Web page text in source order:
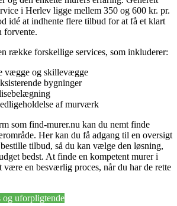
i Herlev ligge mellem 350 og 600 kr. pr.
idé at indhente flere tilbud for at få et klart
forvente.
række forskellige services, som inkluderer:
vægge og skillevægge
bygninger
af murværk
som find-murer.nu kan du nemt finde
Her kan du få adgang til en oversigt
tilbud, så du kan vælge den løsning,
bedst. At finde en kompetent murer i
en besværlig proces, når du har de rette
og uforpligtende